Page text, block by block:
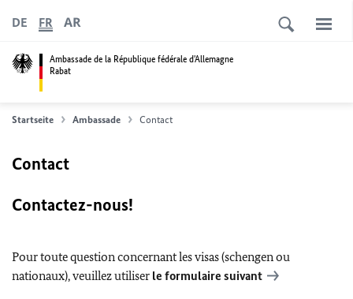
Ambassade de la République fédérale d'Allemagne
Rabat
DE FR AR
Startseite Ambassade Contact
Contact
Contactez-nous!
Pour toute question concernant les visas (schengen ou
nationaux), veuillez utiliser le formulaire suivant